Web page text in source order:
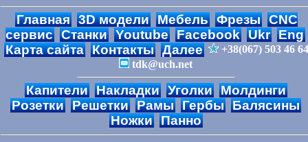
Главная 3D модели Мебель Фрезы CNC
сервис Станки Youtube Facebook Ukr Eng
Карта сайта Контакты Далее
+38(067) 503 46 64
tdk@uch.net
Капители Накладки Уголки Молдинги
Розетки Решетки Рамы Гербы Балясины
Ножки Панно